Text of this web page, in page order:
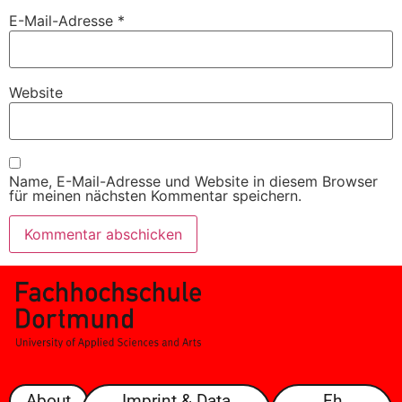
E-Mail-Adresse *
Website
Name, E-Mail-Adresse und Website in diesem Browser
für meinen nächsten Kommentar speichern.